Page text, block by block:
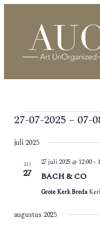
27-07-2025 – 07-
een
datum.
juli 2025
ZO
27 BACH & CO
27 juli 2025 @ 12:00–
Grote Kerk Breda
augustus 2025